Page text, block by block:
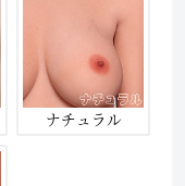
ナチュラル